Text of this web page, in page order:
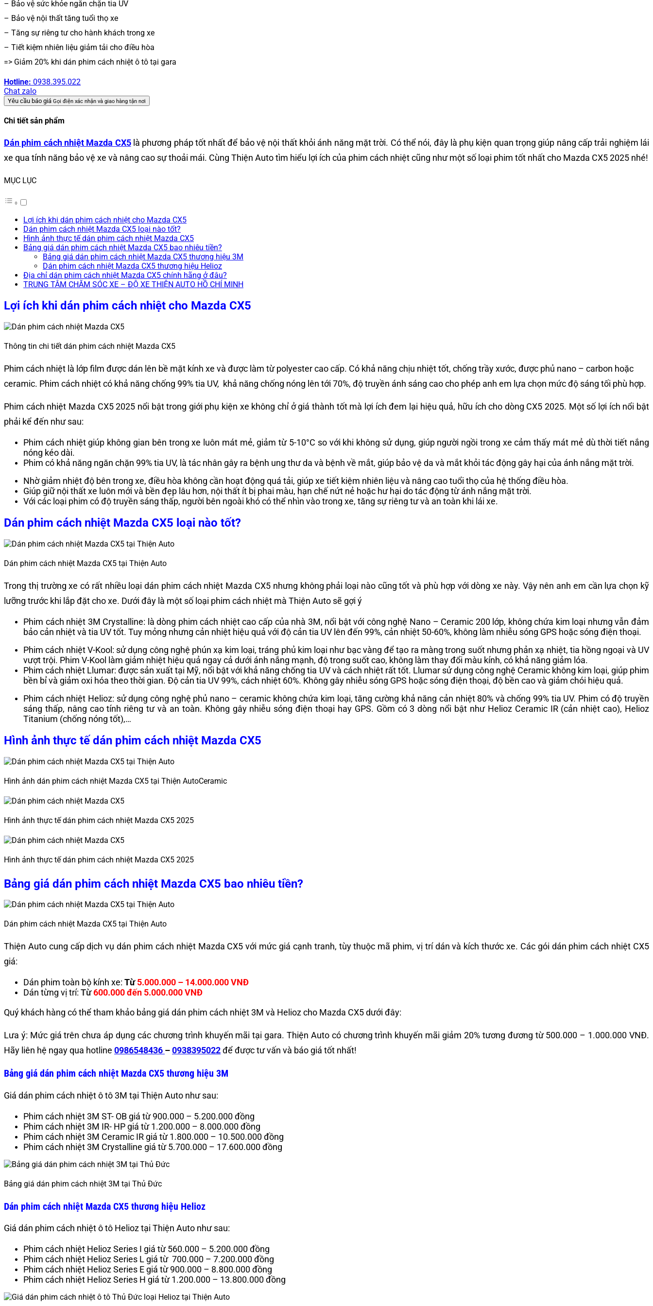
– Bảo vệ sức khỏe ngăn chặn tia UV
– Bảo vệ nội thất tăng tuổi thọ xe
– Tăng sự riêng tư cho hành khách trong xe
– Tiết kiệm nhiên liệu giảm tải cho điều hòa
=> Giảm 20% khi dán phim cách nhiệt ô tô tại gara
Hotline: 0938.395.022
Chat zalo
Yêu cầu báo giá Gọi điện xác nhận và giao hàng tận nơi
Chi tiết sản phẩm
Dán phim cách nhiệt Mazda CX5là phương pháp tốt nhất để bảo vệ nội thất khỏi ánh năng mặt trời. Có thể nói, đây là phụ kiện quan trọng giúp nâng cấp trải nghiệm lái
xe qua tính năng bảo vệ xe và nâng cao sự thoải mái. Cùng Thiện Auto tìm hiểu lợi ích của phim cách nhiệt cũng như một số loại phim tốt nhất cho Mazda CX5 2025 nhé!
MỤC LỤC
Lợi ích khi dán phim cách nhiệt cho Mazda CX5
Dán phim cách nhiệt Mazda CX5 loại nào tốt?
Hình ảnh thực tế dán phim cách nhiệt Mazda CX5
Bảng giá dán phim cách nhiệt Mazda CX5 bao nhiêu tiền?
Bảng giá dán phim cách nhiệt Mazda CX5 thương hiệu 3M
Dán phim cách nhiệt Mazda CX5 thương hiệu Helioz
Địa chỉ dán phim cách nhiệt Mazda CX5 chính hãng ở đâu?
TRUNG TÂM CHĂM SÓC XE – ĐỘ XE THIỆN AUTO HỒ CHÍ MINH
Lợi ích khi dán phim cách nhiệt cho Mazda CX5
Thông tin chi tiết dán phim cách nhiệt Mazda CX5
Phim cách nhiệt là lớp film được dán lên bề mặt kính xe và được làm từ polyester cao cấp. Có khả năng chịu nhiệt tốt, chống trầy xước, được phủ nano – carbon hoặc
ceramic. Phim cách nhiệt có khả năng chống 99% tia UV, khả năng chống nóng lên tới 70%, độ truyền ánh sáng cao cho phép anh em lựa chọn mức độ sáng tối phù hợp.
Phim cách nhiệt Mazda CX5 2025 nổi bật trong giới phụ kiện xe không chỉ ở giá thành tốt mà lợi ích đem lại hiệu quả, hữu ích cho dòng CX5 2025. Một số lợi ích nổi bật
phải kể đến như sau:
Phim cách nhiệt giúp không gian bên trong xe luôn mát mẻ, giảm từ 5-10°C so với khi không sử dụng, giúp người ngồi trong xe cảm thấy mát mẻ dù thời tiết nắng
nóng kéo dài.
Phim có khả năng ngăn chặn 99% tia UV, là tác nhân gây ra bệnh ung thư da và bệnh về mắt, giúp bảo vệ da và mắt khỏi tác động gây hại của ánh nắng mặt trời.
Nhờ giảm nhiệt độ bên trong xe, điều hòa không cần hoạt động quá tải, giúp xe tiết kiệm nhiên liệu và nâng cao tuổi thọ của hệ thống điều hòa.
Giúp giữ nội thất xe luôn mới và bền đẹp lâu hơn, nội thất ít bị phai màu, hạn chế nứt nẻ hoặc hư hại do tác động từ ánh nắng mặt trời.
Với các loại phim có độ truyền sáng thấp, người bên ngoài khó có thể nhìn vào trong xe, tăng sự riêng tư và an toàn khi lái xe.
Dán phim cách nhiệt Mazda CX5 loại nào tốt?
Dán phim cách nhiệt Mazda CX5 tại Thiện Auto
Trong thị trường xe có rất nhiều loại dán phim cách nhiệt Mazda CX5 nhưng không phải loại nào cũng tốt và phù hợp với dòng xe này. Vậy nên anh em cần lựa chọn kỹ
lưỡng trước khi lắp đặt cho xe. Dưới đây là một số loại phim cách nhiệt mà Thiện Auto sẽ gợi ý
Phim cách nhiệt 3M Crystalline: là dòng phim cách nhiệt cao cấp của nhà 3M, nổi bật với công nghệ Nano – Ceramic 200 lớp, không chứa kim loại nhưng vẫn đảm
bảo cản nhiệt và tia UV tốt. Tuy mỏng nhưng cản nhiệt hiệu quả với độ cản tia UV lên đến 99%, cản nhiệt 50-60%, không làm nhiễu sóng GPS hoặc sóng điện thoại.
Phim cách nhiệt V-Kool: sử dụng công nghệ phún xạ kim loại, tráng phủ kim loại như bạc vàng để tạo ra màng trong suốt nhưng phản xạ nhiệt, tia hồng ngoại và UV
vượt trội. Phim V-Kool làm giảm nhiệt hiệu quả ngay cả dưới ánh nắng mạnh, độ trong suốt cao, không làm thay đổi màu kính, có khả năng giảm lóa.
Phim cách nhiệt Llumar: được sản xuất tại Mỹ, nổi bật với khả năng chống tia UV và cách nhiệt rất tốt. Llumar sử dụng công nghệ Ceramic không kim loại, giúp phim
bền bỉ và giảm oxi hóa theo thời gian. Độ cản tia UV 99%, cách nhiệt 60%. Không gây nhiễu sóng GPS hoặc sóng điện thoại, độ bền cao và giảm chói hiệu quả.
Phim cách nhiệt Helioz: sử dụng công nghệ phủ nano – ceramic không chứa kim loại, tăng cường khả năng cản nhiệt 80% và chống 99% tia UV. Phim có độ truyền
sáng thấp, nâng cao tính riêng tư và an toàn. Không gây nhiễu sóng điện thoại hay GPS. Gồm có 3 dòng nổi bật như Helioz Ceramic IR (cản nhiệt cao), Helioz
Titanium (chống nóng tốt),…
Hình ảnh thực tế dán phim cách nhiệt Mazda CX5
Hình ảnh dán phim cách nhiệt Mazda CX5 tại Thiện AutoCeramic
Hình ảnh thực tế dán phim cách nhiệt Mazda CX5 2025
Hình ảnh thực tế dán phim cách nhiệt Mazda CX5 2025
Bảng giá dán phim cách nhiệt Mazda CX5 bao nhiêu tiền?
Dán phim cách nhiệt Mazda CX5 tại Thiện Auto
Thiện Auto cung cấp dịch vụ dán phim cách nhiệt Mazda CX5 với mức giá cạnh tranh, tùy thuộc mã phim, vị trí dán và kích thước xe. Các gói dán phim cách nhiệt CX5
giá:
Dán phim toàn bộ kính xe: Từ5.000.000 – 14.000.000 VNĐ
Dán từng vị trí: Từ600.000 đến 5.000.000 VNĐ
Quý khách hàng có thể tham khảo bảng giá dán phim cách nhiệt 3M và Helioz cho Mazda CX5 dưới đây:
Lưa ý: Mức giá trên chưa áp dụng các chương trình khuyến mãi tại gara. Thiện Auto có chương trình khuyến mãi giảm 20% tương đương từ 500.000 – 1.000.000 VNĐ.
Hãy liên hệ ngay qua hotline 0986548436 –0938395022để được tư vấn và báo giá tốt nhất!
Bảng giá dán phim cách nhiệt Mazda CX5 thương hiệu 3M
Giá dán phim cách nhiệt ô tô 3M tại Thiện Auto như sau:
Phim cách nhiệt 3M ST- OB giá từ 900.000 – 5.200.000 đồng
Phim cách nhiệt 3M IR- HP giá từ 1.200.000 – 8.000.000 đồng
Phim cách nhiệt 3M Ceramic IR giá từ 1.800.000 – 10.500.000 đồng
Phim cách nhiệt 3M Crystalline giá từ 5.700.000 – 17.600.000 đồng
Bảng giá dán phim cách nhiệt 3M tại Thủ Đức
Dán phim cách nhiệt Mazda CX5 thương hiệu Helioz
Giá dán phim cách nhiệt ô tô Helioz tại Thiện Auto như sau:
Phim cách nhiệt Helioz Series I giá từ 560.000 – 5.200.000 đồng
Phim cách nhiệt Helioz Series L giá từ 700.000 – 7.200.000 đồng
Phim cách nhiệt Helioz Series E giá từ 900.000 – 8.800.000 đồng
Phim cách nhiệt Helioz Series H giá từ 1.200.000 – 13.800.000 đồng